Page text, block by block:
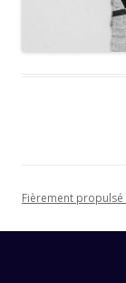
Fièrement